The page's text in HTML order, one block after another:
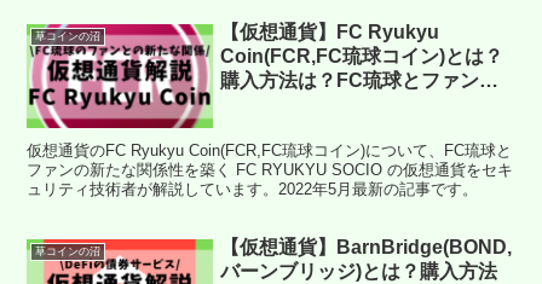
草コインの沼
【仮想通貨】FC Ryukyu
Coin(FCR,FC琉球コイン)とは？
購入方法は？FC琉球とファンの
ィ技術者が解説！(2022年5月最
新)
仮想通貨のFC Ryukyu Coin(FCR,FC琉球コイン)について、FC琉球と
ファンの新たな関係性を築く FC RYUKYU SOCIO の仮想通貨をセキ
ュリティ技術者が解説しています。2022年5月最新の記事です。
草コインの沼
【仮想通貨】BarnBridge(BOND,
バーンブリッジ)とは？購入方法